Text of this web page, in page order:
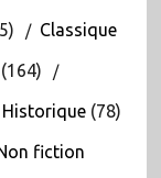
Classique
(164)
Historique(78)
fiction